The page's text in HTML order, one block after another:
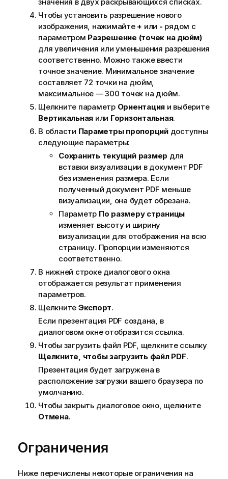
Чтобы установить разрешение нового
изображения, нажимайте + или - рядом с
параметром Разрешение (точек на дюйм)
для увеличения или уменьшения разрешения
соответственно. Можно также ввести
точное значение. Минимальное значение
составляет 72 точки на дюйм,
максимальное — 300 точек на дюйм.
Щелкните параметр Ориентация и выберите
Вертикальная или Горизонтальная.
В области Параметры пропорцийдоступны
следующие параметры:
Сохранить текущий размер для
вставки визуализации в документ PDF
без изменения размера. Если
полученный документ PDF меньше
визуализации, она будет обрезана.
Параметр По размеру страницы
изменяет высоту и ширину
визуализации для отображения на всю
страницу. Пропорции изменяются
соответственно.
В нижней строке диалогового окна
отображается результат применения
параметров.
Щелкните Экспорт.
Если презентация PDF создана, в
диалоговом окне отобразится ссылка.
Чтобы загрузить файл PDF, щелкните ссылку
Щелкните, чтобы загрузить файл PDF.
Презентация будет загружена в
расположение загрузки вашего браузера по
умолчанию.
Чтобы закрыть диалоговое окно, щелкните
Отмена.
Ограничения
Ниже перечислены некоторые ограничения на